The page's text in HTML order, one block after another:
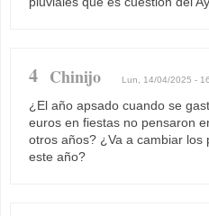
4 Chinijo Lun, 14/04/2025 -
¿El año apsado cuando se
euros en fiestas no pensaron
otros años? ¿Va a cambiar los
este año?